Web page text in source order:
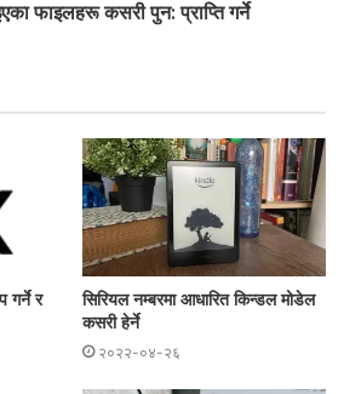
फाइलहरू कसरी पुन: प्राप्ति गर्ने
गर्ने र
सिरियल नम्बरमा आधारित किन्डल मोडेल
कसरी हेर्ने
२०२२-०४-२६